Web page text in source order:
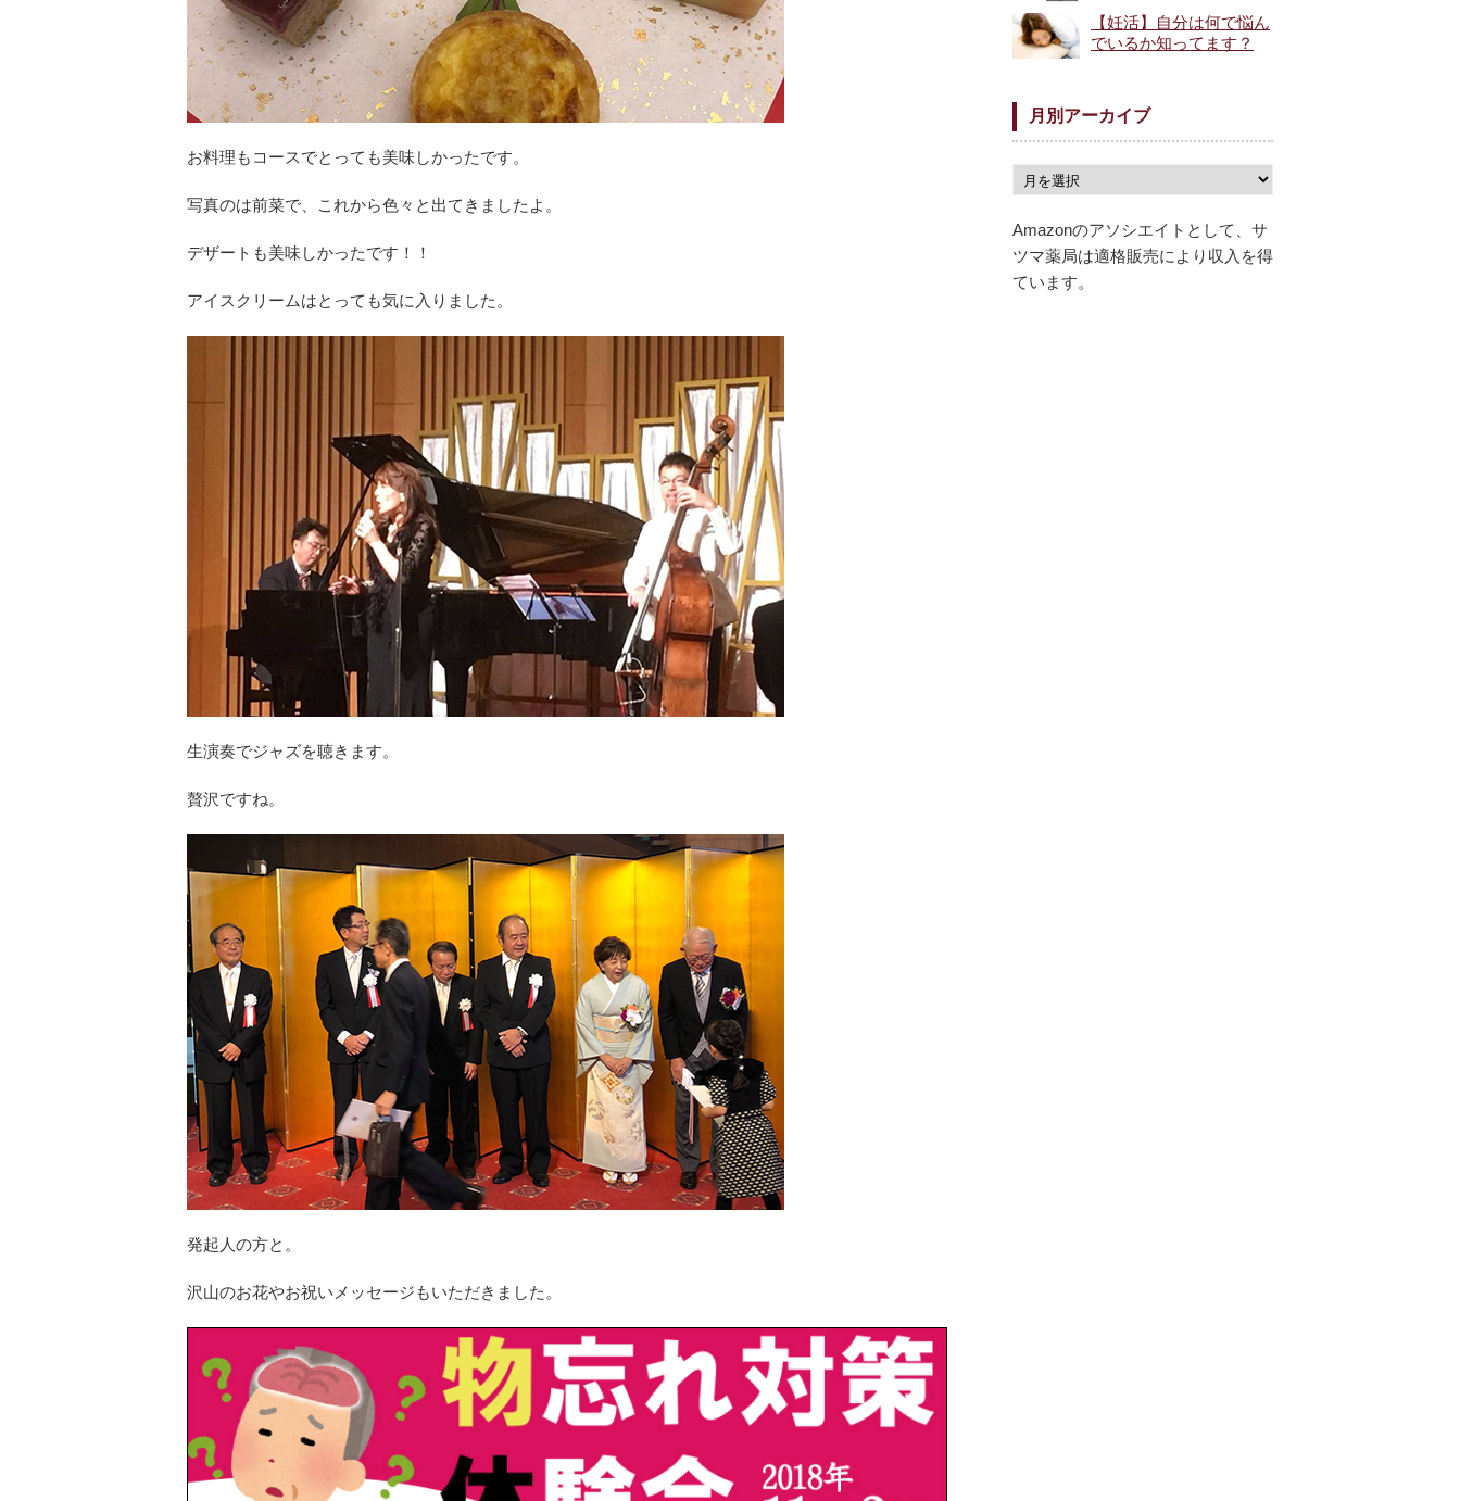
お料理もコースでとっても美味しかったです。
写真のは前菜で、これから色々と出てきましたよ。
デザートも美味しかったです！！
アイスクリームはとっても気に入りました。
生演奏でジャズを聴きます。
贅沢ですね。
発起人の方と。
沢山のお花やお祝いメッセージもいただきました。
【妊活】自分は何で悩ん
でいるか知ってます？
月別アーカイブ
Amazonのアソシエイトとして、サ
ツマ薬局は適格販売により収入を得
ています。